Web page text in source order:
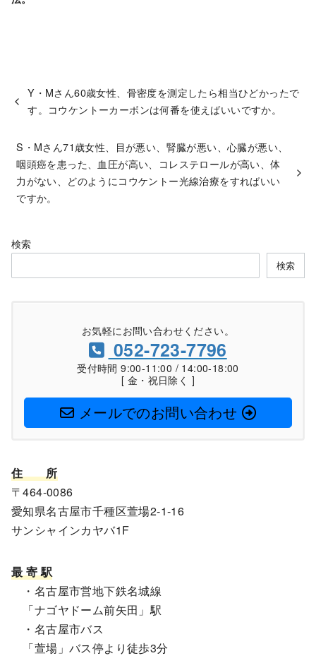
Y・Mさん60歳女性、骨密度を測定したら相当ひどかったで
す。コウケントーカーボンは何番を使えばいいですか。
S・Mさん71歳女性、目が悪い、腎臓が悪い、心臓が悪い、
咽頭癌を患った、血圧が高い、コレステロールが高い、体
力がない、どのようにコウケントー光線治療をすればいい
ですか。
検索
検索
お気軽にお問い合わせください。
052-723-7796
受付時間 9:00-11:00 / 14:00-18:00
[ 金・祝日除く ]
メールでのお問い合わせ
住
所
〒464-0086
愛知県名古屋市千種区萱場2-1-16
サンシャインカヤバ1F
最 寄 駅
・名古屋市営地下鉄名城線
「ナゴヤドーム前矢田」駅
・名古屋市バス
「萱場」バス停より徒歩3分